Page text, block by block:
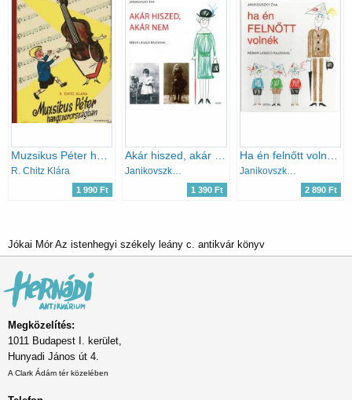
Muzsikus Péter hangszerországban
R. Chitz Klára
1 990 Ft
Akár hiszed, akár nem (Réber László rajzaival)
Janikovszky Éva
1 390 Ft
Ha én felnőtt volnék (Réber László rajzaival)
Janikovszky Éva
2 890 Ft
Jókai Mór Az istenhegyi székely leány c. antikvár könyv
Megközelítés:
1011 Budapest I. kerület,
Hunyadi János út 4.
A Clark Ádám tér közelében